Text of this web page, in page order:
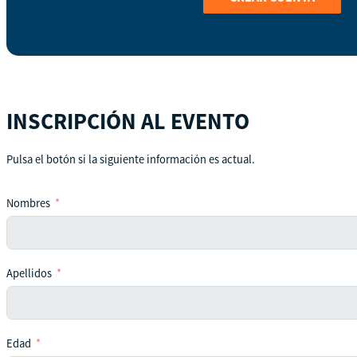
INSCRIPCIÓN AL EVENTO
Pulsa el botón si la siguiente información es actual.
Nombres
Apellidos
Edad